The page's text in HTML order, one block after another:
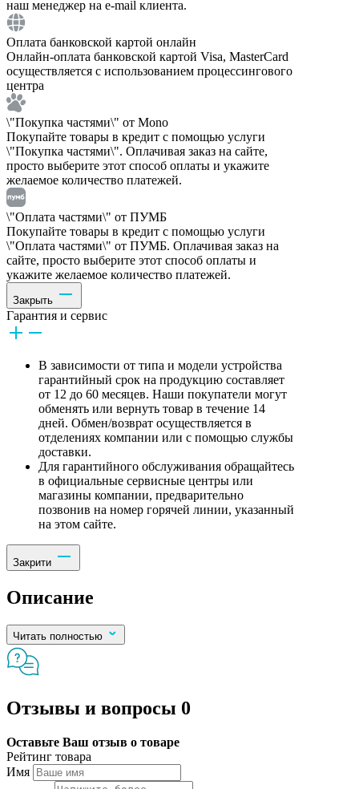
наш менеджер на e-mail клиента.
Оплата банковской картой онлайн
Онлайн-оплата банковской картой Visa, MasterCard
осуществляется с использованием процессингового
центра
\"Покупка частями\" от Mono
Покупайте товары в кредит с помощью услуги
\"Покупка частями\". Оплачивая заказ на сайте,
просто выберите этот способ оплаты и укажите
желаемое количество платежей.
\"Оплата частями\" от ПУМБ
Покупайте товары в кредит с помощью услуги
\"Оплата частями\" от ПУМБ. Оплачивая заказ на
сайте, просто выберите этот способ оплаты и
укажите желаемое количество платежей.
Закрыть
Гарантия и сервис
В зависимости от типа и модели устройства
гарантийный срок на продукцию составляет
от 12 до 60 месяцев. Наши покупатели могут
обменять или вернуть товар в течение 14
дней. Обмен/возврат осуществляется в
отделениях компании или с помощью службы
доставки.
Для гарантийного обслуживания обращайтесь
в официальные сервисные центры или
магазины компании, предварительно
позвонив на номер горячей линии, указанный
на этом сайте.
Закрити
Описание
Читать полностью
Отзывы и вопросы 0
Оставьте Ваш отзыв о товаре
Рейтинг товара
Имя